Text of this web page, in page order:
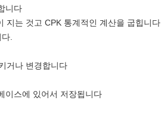
니다
지는 것고 CPK 통계적인 계산을 굽힙니다
.
거나 변경합니다
이스에 있어서 저장됩니다